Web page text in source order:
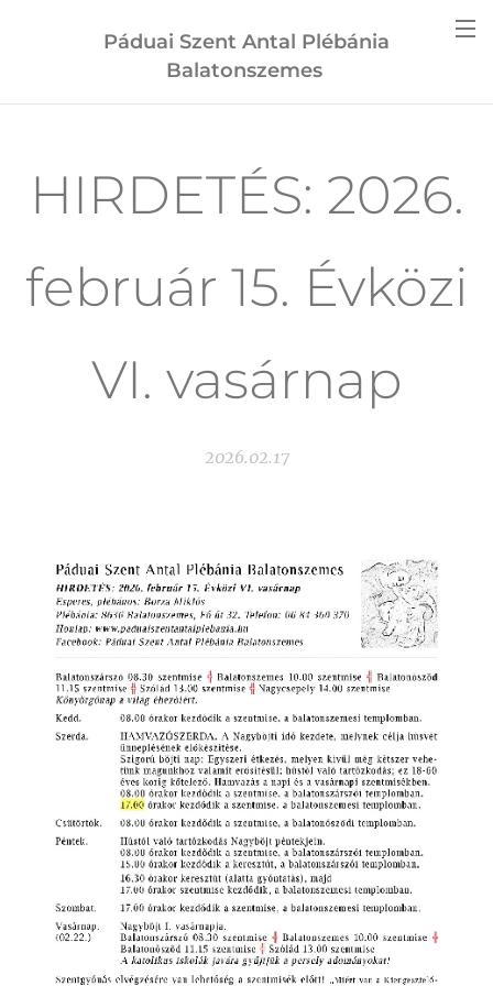
Páduai Szent Antal Plébánia
Balatonszemes
HIRDETÉS: 2026.
február 15. Évközi
VI. vasárnap
2026.02.17